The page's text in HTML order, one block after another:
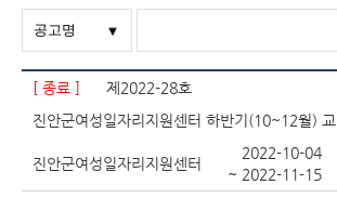
[ 종료 ]
제2022-28호
진안군여성일자리지원센터 하반기(10~12월) 교..
진안군여성일자리지원센터
2022-10-04
~ 2022-11-15